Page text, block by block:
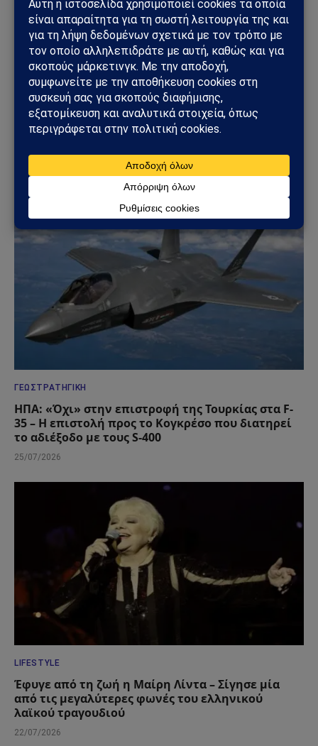
ΓΕΩΣΤΡΑΤΗΓΙΚΉ
Ρωσία: Δορυφορικές εικόνες αποκαλύπτουν νέα
προετοιμάζεται για βαθύτερο πόλεμο φθοράς
ΓΕΩΣΤΡΑΤΗΓΙΚΉ
ΗΠΑ: «Όχι» στην επιστροφή της Τουρκίας στα F-
35 – Η επιστολή προς το Κογκρέσο που διατηρεί
το αδιέξοδο με τους S-400
25/07/2026
LIFESTYLE
Έφυγε από τη ζωή η Μαίρη Λίντα – Σίγησε μία
από τις μεγαλύτερες φωνές του ελληνικού
λαϊκού τραγουδιού
22/07/2026